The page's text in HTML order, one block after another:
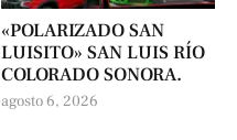
«POLARIZADO SAN
LUISITO» SAN LUIS RÍO
COLORADO SONORA.
agosto 6, 2026